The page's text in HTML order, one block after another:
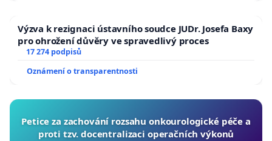
Výzva k rezignaci ústavního soudce JUDr. Josefa Baxy
pro ohrožení důvěry ve spravedlivý proces
17 274 podpisů
Oznámení o transparentnosti
Petice za zachování rozsahu onkourologické péče a
proti tzv. docentralizaci operačních výkonů